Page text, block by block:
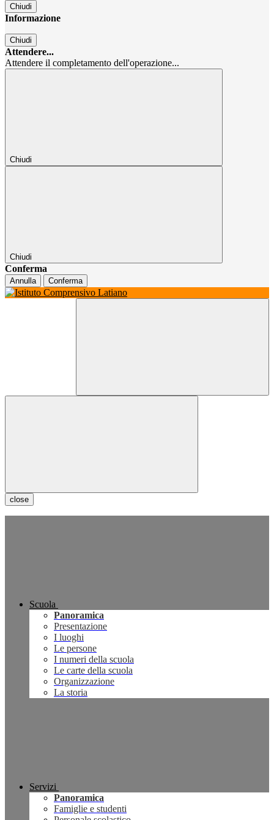
Chiudi
Informazione
Chiudi
Attendere...
Attendere il completamento dell'operazione...
Chiudi
Chiudi
Conferma
Annulla Conferma
close
Scuola
Panoramica
Presentazione
I luoghi
Le persone
I numeri della scuola
Le carte della scuola
Organizzazione
La storia
Servizi
Panoramica
Famiglie e studenti